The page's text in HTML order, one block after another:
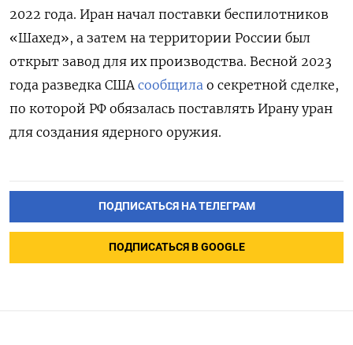
2022 года. Иран начал поставки беспилотников
«Шахед», а затем на территории России был
открыт завод для их производства. Весной 2023
года разведка СШАсообщила о секретной сделке,
по которой РФ обязалась поставлять Ирану уран
для создания ядерного оружия.
ПОДПИСАТЬСЯ НА ТЕЛЕГРАМ
ПОДПИСАТЬСЯ В GOOGLE